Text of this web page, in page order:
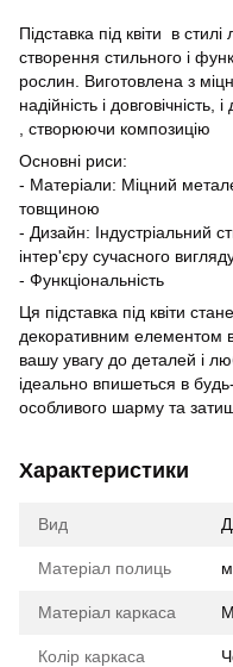
Підставка під квіти в
створення стильного і
рослин. Виготовлена з
надійність і
, створюючи композицію
Основні риси:
- Матеріали: Міцний
товщиною
- Дизайн: Індустріальний
інтер'єру сучасного
- Функціональність
Ця підставка під квіти
декоративним елементом
вашу увагу до деталей і
ідеально впишеться в
особливого шарму та
Характеристики
Вид
Матеріал полиць
Матеріал каркаса
Колір каркаса